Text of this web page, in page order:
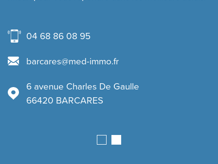
04 68 86 08 95
barcares@med-immo.fr
6 avenue Charles De Gaulle
66420
BARCARES